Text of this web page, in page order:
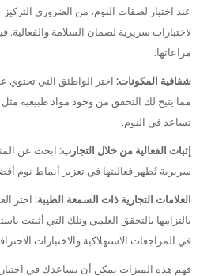
عند اختيار لصقات النوم، من الضروري
لاختبارات سريرية لضمان السلامة والفعالية.
مراعاتها:
شفافية المكونات: اختر الواطئق التي
مما يتيح لك التحقق من وجود مواد طبيعية مثل
تساعد في النوم.
إثبات الفعالية من خلال التجارب: ابحث عن
سريرية تُظهر فعاليتها في تعزيز أنماط نوم
العلامات التجارية ذات السمعة الطيبة: اختر
بالتزامها بالتحقق العلمي وتلك التي أثبتت
في المراجعات الاستهلاكية والاختبارات
فهم هذه الميزات يمكن أن يساعدك في اختيار